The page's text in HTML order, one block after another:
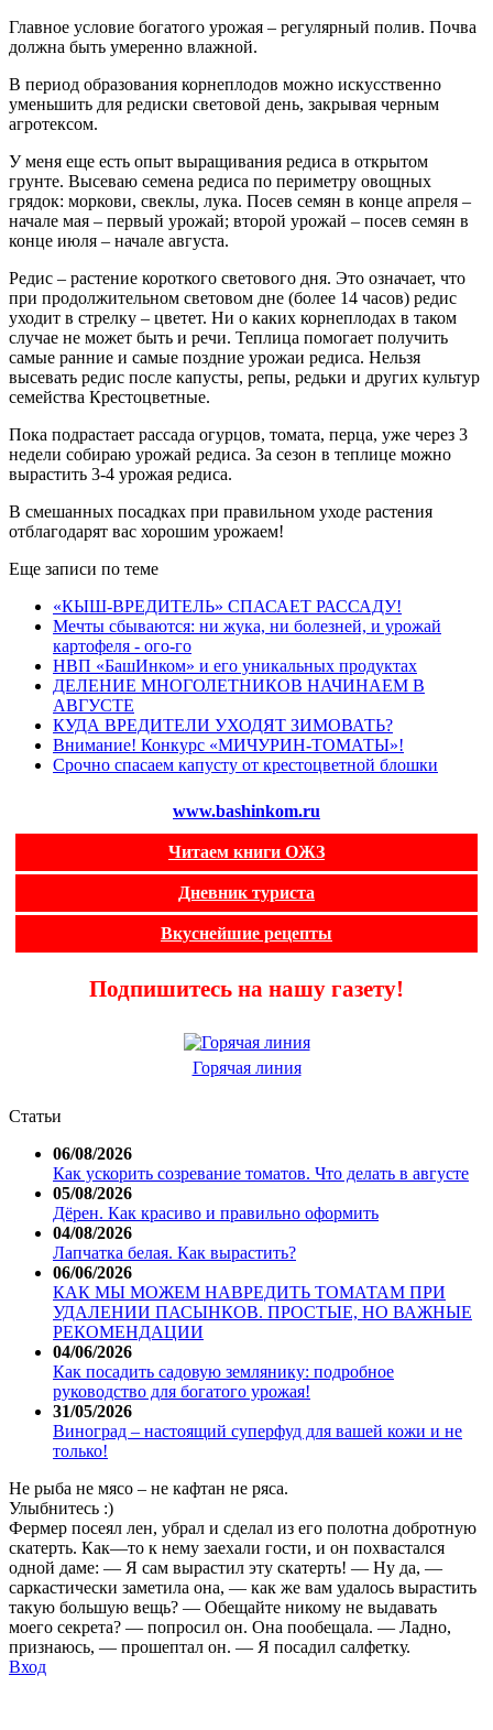
Главное условие богатого урожая – регулярный полив. Почва
должна быть умеренно влажной.
В период образования корнеплодов можно искусственно
уменьшить для редиски световой день, закрывая черным
агротексом.
У меня еще есть опыт выращивания редиса в открытом
грунте. Высеваю семена редиса по периметру овощных
грядок: моркови, свеклы, лука. Посев семян в конце апреля –
начале мая – первый урожай; второй урожай – посев семян в
конце июля – начале августа.
Редис – растение короткого светового дня. Это означает, что
при продолжительном световом дне (более 14 часов) редис
уходит в стрелку – цветет. Ни о каких корнеплодах в таком
случае не может быть и речи. Теплица помогает получить
самые ранние и самые поздние урожаи редиса. Нельзя
высевать редис после капусты, репы, редьки и других культур
семейства Крестоцветные.
Пока подрастает рассада огурцов, томата, перца, уже через 3
недели собираю урожай редиса. За сезон в теплице можно
вырастить 3-4 урожая редиса.
В смешанных посадках при правильном уходе растения
отблагодарят вас хорошим урожаем!
Еще записи по теме
«КЫШ-ВРЕДИТЕЛЬ» СПАСАЕТ РАССАДУ!
Мечты сбываются: ни жука, ни болезней, и урожай
картофеля - ого-го
НВП «БашИнком» и его уникальных продуктах
ДЕЛЕНИЕ МНОГОЛЕТНИКОВ НАЧИНАЕМ В
АВГУСТЕ
КУДА ВРЕДИТЕЛИ УХОДЯТ ЗИМОВАТЬ?
Внимание! Конкурс «МИЧУРИН-ТОМАТЫ»!
Срочно спасаем капусту от крестоцветной блошки
www.bashinkom.ru
Читаем книги ОЖЗ
Дневник туриста
Вкуснейшие рецепты
Подпишитесь на нашу газету!
Горячая линия
Статьи
06/08/2026
Как ускорить созревание томатов. Что делать в августе
05/08/2026
Дёрен. Как красиво и правильно оформить
04/08/2026
Лапчатка белая. Как вырастить?
06/06/2026
КАК МЫ МОЖЕМ НАВРЕДИТЬ ТОМАТАМ ПРИ
УДАЛЕНИИ ПАСЫНКОВ. ПРОСТЫЕ, НО ВАЖНЫЕ
РЕКОМЕНДАЦИИ
04/06/2026
Как посадить садовую землянику: подробное
руководство для богатого урожая!
31/05/2026
Виноград – настоящий суперфуд для вашей кожи и не
только!
Не рыба не мясо – не кафтан не ряса.
Улыбнитесь :)
Фермер посеял лен, убрал и сделал из его полотна добротную
скатерть. Как—то к нему заехали гости, и он похвастался
одной даме: — Я сам вырастил эту скатерть! — Ну да, —
саркастически заметила она, — как же вам удалось вырастить
такую большую вещь? — Обещайте никому не выдавать
моего секрета? — попросил он. Она пообещала. — Ладно,
признаюсь, — прошептал он. — Я посадил салфетку.
Вход